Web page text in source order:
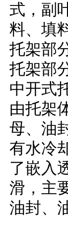
式，
料、
托架
托架部
中开式
由托架体
母、
有水冷
了嵌入
滑，主
油封、